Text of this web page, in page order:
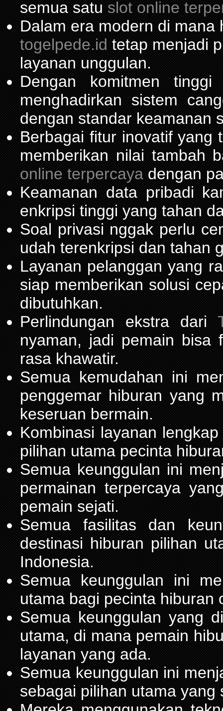
semua satuslot online
Dalam era modern di mana
togelpede.idtetap menjadi
layanan unggulan.
Dengan komitmen
menghadirkan sistem
dengan standar keamanan
Berbagai fitur inovatif yang
memberikan nilai tambah
online terpercayadengan
Keamanan data pribadi
enkripsi tinggi yang tahan
Soal privasi nggak perlu
udah terenkripsi dan tahan
Layanan pelanggan yang
siap memberikan solusi
dibutuhkan.
Perlindungan ekstra dari
nyaman, jadi pemain bisa
rasa khawatir.
Semua kemudahan ini
penggemar hiburan yang
keseruan bermain.
Kombinasi layanan
pilihan utama pecinta
Semua keunggulan ini
permainan terpercaya
pemain sejati.
Semua fasilitas dan
destinasi hiburan pilihan
Indonesia.
Semua keunggulan ini
utama bagi pecinta hiburan
Semua keunggulan yang
utama, di mana pemain
layanan yang ada.
Semua keunggulan ini
sebagai pilihan utama